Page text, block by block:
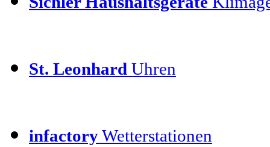
St. Leonhard Uhren
infactoryWetterstationen